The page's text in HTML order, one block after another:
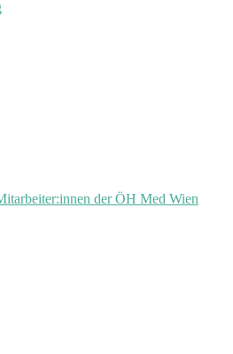
der ÖH Med Wien